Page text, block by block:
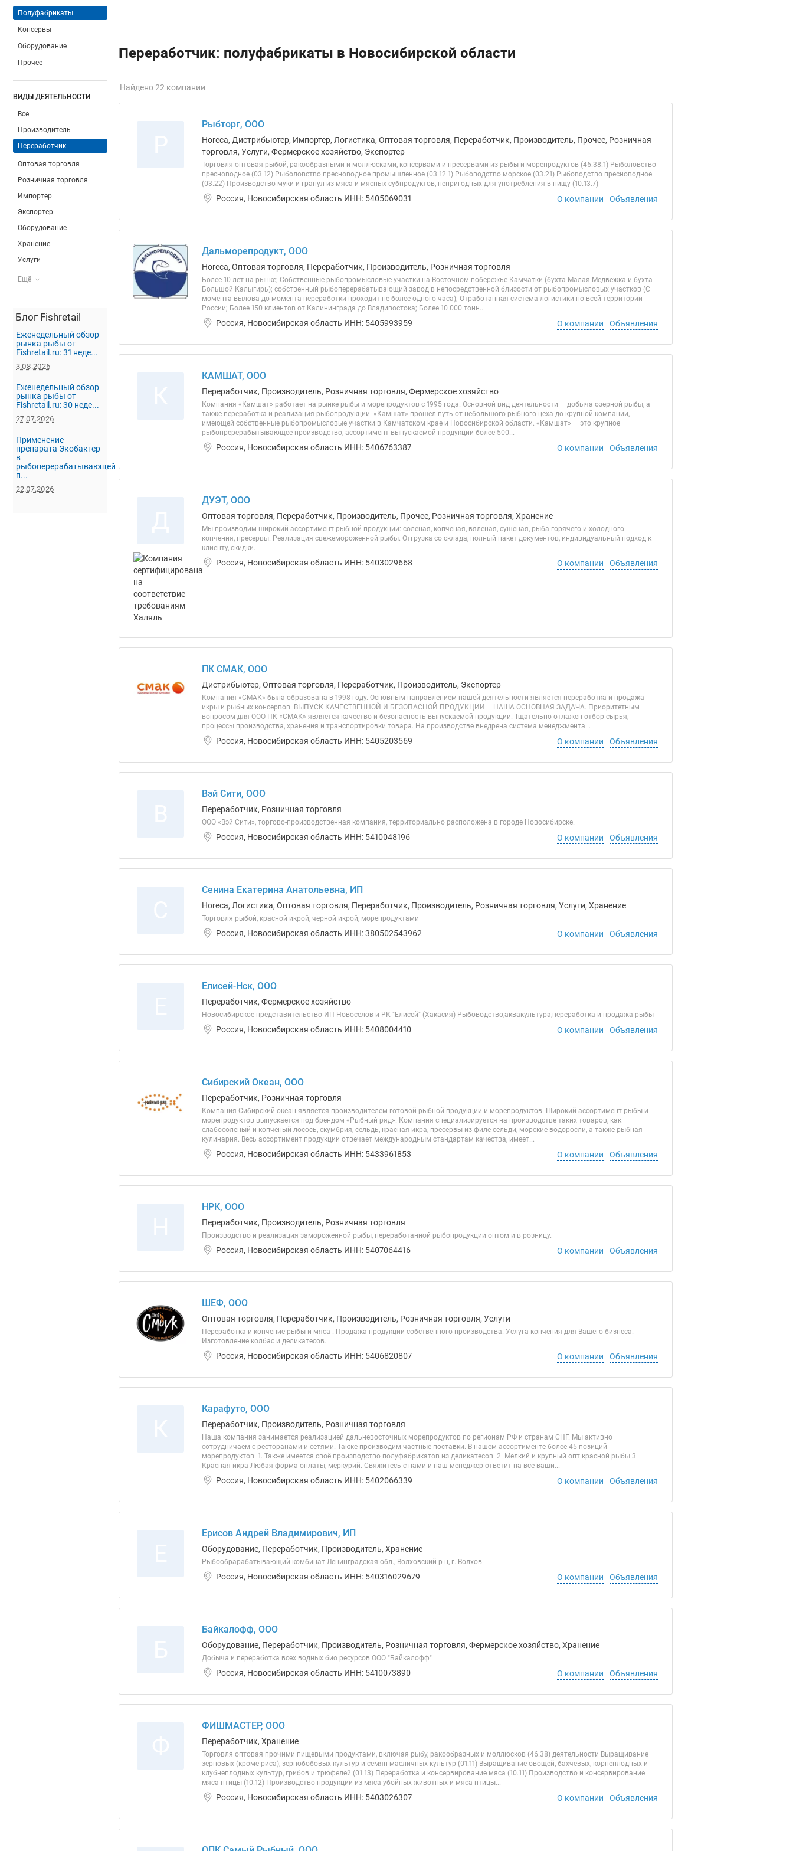
Полуфабрикаты
Консервы
Оборудование
Прочее
ВИДЫ ДЕЯТЕЛЬНОСТИ
Все
Производитель
Переработчик
Оптовая торговля
Розничная торговля
Импортер
Экспортер
Оборудование
Хранение
Услуги
Ещё
Блог Fishretail
Еженедельный обзор
рынка рыбы от
Fishretail.ru: 31 неде...
3.08.2026
Еженедельный обзор
рынка рыбы от
Fishretail.ru: 30 неде...
27.07.2026
Применение
препарата Экобактер
в
рыбоперерабатывающей
п...
22.07.2026
Переработчик: полуфабрикаты в Новосибирской области
Найдено 22 компании
Рыбторг, ООО
Horeca, Дистрибьютер, Импортер, Логистика, Оптовая торговля, Переработчик, Производитель, Прочее, Розничная
торговля, Услуги, Фермерское хозяйство, Экспортер
Торговля оптовая рыбой, ракообразными и моллюсками, консервами и пресервами из рыбы и морепродуктов (46.38.1) Рыболовство
пресноводное (03.12) Рыболовство пресноводное промышленное (03.12.1) Рыбоводство морское (03.21) Рыбоводство пресноводное
(03.22) Производство муки и гранул из мяса и мясных субпродуктов, непригодных для употребления в пищу (10.13.7)
Россия, Новосибирская область ИНН: 5405069031 О компании Объявления
Дальморепродукт, ООО
Horeca, Оптовая торговля, Переработчик, Производитель, Розничная торговля
Более 10 лет на рынке; Собственные рыбопромысловые участки на Восточном побережье Камчатки (бухта Малая Медвежка и бухта
Большой Калыгирь); собственный рыбоперерабатывающий завод в непосредственной близости от рыбопромысловых участков (C
момента вылова до момента переработки проходит не более одного часа); Отработанная система логистики по всей территории
России; Более 150 клиентов от Калининграда до Владивостока; Более 10 000 тонн...
Россия, Новосибирская область ИНН: 5405993959 О компании Объявления
КАМШАТ, ООО
Переработчик, Производитель, Розничная торговля, Фермерское хозяйство
Компания «Камшат» работает на рынке рыбы и морепродуктов с 1995 года. Основной вид деятельности — добыча озерной рыбы, а
также переработка и реализация рыбопродукции. «Камшат» прошел путь от небольшого рыбного цеха до крупной компании,
имеющей собственные рыбопромысловые участки в Камчатском крае и Новосибирской области. «Камшат» — это крупное
рыбопререрабытывающее производство, ассортимент выпускаемой продукции более 500...
Россия, Новосибирская область ИНН: 5406763387 О компании Объявления
ДУЭТ, ООО
Оптовая торговля, Переработчик, Производитель, Прочее, Розничная торговля, Хранение
Мы производим широкий ассортимент рыбной продукции: соленая, копченая, вяленая, сушеная, рыба горячего и холодного
копчения, пресервы. Реализация свежемороженной рыбы. Отгрузка со склада, полный пакет документов, индивидуальный подход к
клиенту, скидки.
Россия, Новосибирская область ИНН: 5403029668 О компании Объявления
ПК СМАК, ООО
Дистрибьютер, Оптовая торговля, Переработчик, Производитель, Экспортер
Компания «СМАК» была образована в 1998 году. Основным направлением нашей деятельности является переработка и продажа
икры и рыбных консервов. ВЫПУСК КАЧЕСТВЕННОЙ И БЕЗОПАСНОЙ ПРОДУКЦИИ – НАША ОСНОВНАЯ ЗАДАЧА. Приоритетным
вопросом для ООО ПК «СМАК» является качество и безопасность выпускаемой продукции. Тщательно отлажен отбор сырья,
процессы производства, хранения и транспортировки товара. На производстве внедрена система менеджмента...
Россия, Новосибирская область ИНН: 5405203569 О компании Объявления
Вэй Сити, ООО
Переработчик, Розничная торговля
ООО «Вэй Сити», торгово-производственная компания, территориально расположена в городе Новосибирске.
Россия, Новосибирская область ИНН: 5410048196 О компании Объявления
Сенина Екатерина Анатольевна, ИП
Horeca, Логистика, Оптовая торговля, Переработчик, Производитель, Розничная торговля, Услуги, Хранение
Торговля рыбой, красной икрой, черной икрой, морепродуктами
Россия, Новосибирская область ИНН: 380502543962 О компании Объявления
Елисей-Нск, ООО
Переработчик, Фермерское хозяйство
Новосибирское представительство ИП Новоселов и РК "Елисей" (Хакасия) Рыбоводство,аквакультура,переработка и продажа рыбы
Россия, Новосибирская область ИНН: 5408004410 О компании Объявления
Сибирский Океан, ООО
Переработчик, Розничная торговля
Компания Сибирский океан является производителем готовой рыбной продукции и морепродуктов. Широкий ассортимент рыбы и
морепродуктов выпускается под брендом «Рыбный ряд». Компания специализируется на производстве таких товаров, как
слабосоленый и копченый лосось, скумбрия, сельдь, красная икра, пресервы из филе сельди, морские водоросли, а также рыбная
кулинария. Весь ассортимент продукции отвечает международным стандартам качества, имеет...
Россия, Новосибирская область ИНН: 5433961853 О компании Объявления
НРК, ООО
Переработчик, Производитель, Розничная торговля
Производство и реализация замороженной рыбы, переработанной рыбопродукции оптом и в розницу.
Россия, Новосибирская область ИНН: 5407064416 О компании Объявления
ШЕФ, ООО
Оптовая торговля, Переработчик, Производитель, Розничная торговля, Услуги
Переработка и копчение рыбы и мяса . Продажа продукции собственного производства. Услуга копчения для Вашего бизнеса.
Изготовление колбас и деликатесов.
Россия, Новосибирская область ИНН: 5406820807 О компании Объявления
Карафуто, ООО
Переработчик, Производитель, Розничная торговля
Наша компания занимается реализацией дальневосточных морепродуктов по регионам РФ и странам СНГ. Мы активно
сотрудничаем с ресторанами и сетями. Также производим частные поставки. В нашем ассортименте более 45 позиций
морепродуктов. 1. Также имеется своё производство полуфабрикатов из деликатесов. 2. Мелкий и крупный опт красной рыбы 3.
Красная икра Любая форма оплаты, меркурий. Свяжитесь с нами и наш менеджер ответит на все ваши...
Россия, Новосибирская область ИНН: 5402066339 О компании Объявления
Ерисов Андрей Владимирович, ИП
Оборудование, Переработчик, Производитель, Хранение
Рыбообрарабатывающий комбинат Ленинградская обл., Волховский р-н, г. Волхов
Россия, Новосибирская область ИНН: 540316029679 О компании Объявления
Байкалофф, ООО
Оборудование, Переработчик, Производитель, Розничная торговля, Фермерское хозяйство, Хранение
Добыча и переработка всех водных био ресурсов ООО "Байкалофф"
Россия, Новосибирская область ИНН: 5410073890 О компании Объявления
ФИШМАСТЕР, ООО
Переработчик, Хранение
Торговля оптовая прочими пищевыми продуктами, включая рыбу, ракообразных и моллюсков (46.38) деятельности Выращивание
зерновых (кроме риса), зернобобовых культур и семян масличных культур (01.11) Выращивание овощей, бахчевых, корнеплодных и
клубнеплодных культур, грибов и трюфелей (01.13) Переработка и консервирование мяса (10.11) Производство и консервирование
мяса птицы (10.12) Производство продукции из мяса убойных животных и мяса птицы...
Россия, Новосибирская область ИНН: 5403026307 О компании Объявления